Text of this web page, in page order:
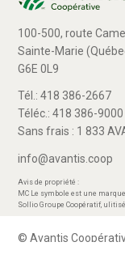
100-500, route
Sainte-Marie
G6E 0L9
Tél.: 418 386-2667
Téléc.: 418 386-9000
Sans frais : 1 833
info@avantis.coop
Avis de propriété :
MC Le symbole est une
Sollio Groupe Coopératif,
© Avantis